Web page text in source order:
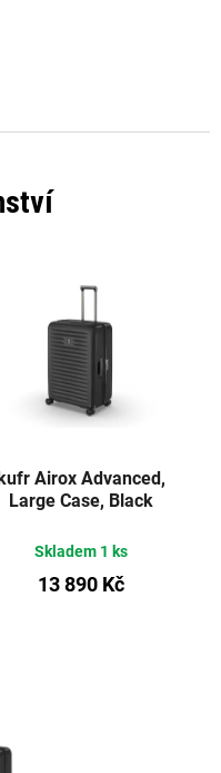
Airox Advanced,
Large Case, Black
Skladem 1 ks
13 890 Kč